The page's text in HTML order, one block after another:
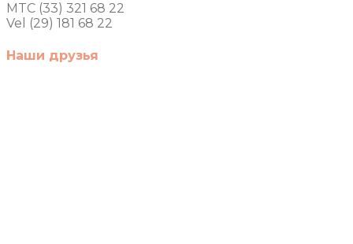
MTC (33) 321 68 22
Vel (29) 181 68 22
Наши друзья